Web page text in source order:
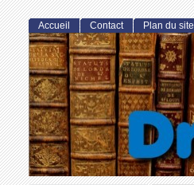
Accueil Contact Plan du site